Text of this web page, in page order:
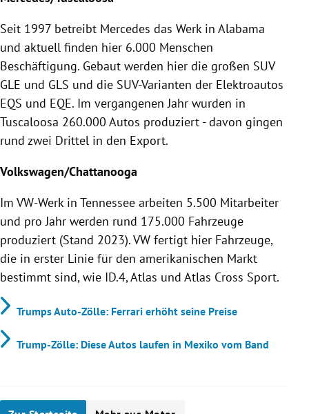
Seit 1997 betreibt Mercedes das Werk in Alabama
und aktuell finden hier 6.000 Menschen
Beschäftigung. Gebaut werden hier die großen SUV
GLE und GLS und die SUV-Varianten der Elektroautos
EQS und EQE. Im vergangenen Jahr wurden in
Tuscaloosa 260.000 Autos produziert - davon gingen
rund zwei Drittel in den Export.
Volkswagen/Chattanooga
Im VW-Werk in Tennessee arbeiten 5.500 Mitarbeiter
und pro Jahr werden rund 175.000 Fahrzeuge
produziert (Stand 2023). VW fertigt hier Fahrzeuge,
die in erster Linie für den amerikanischen Markt
bestimmt sind, wie ID.4, Atlas und Atlas Cross Sport.
Trumps Auto-Zölle: Ferrari erhöht seine Preise
Trump-Zölle: Diese Autos laufen in Mexiko vom Band